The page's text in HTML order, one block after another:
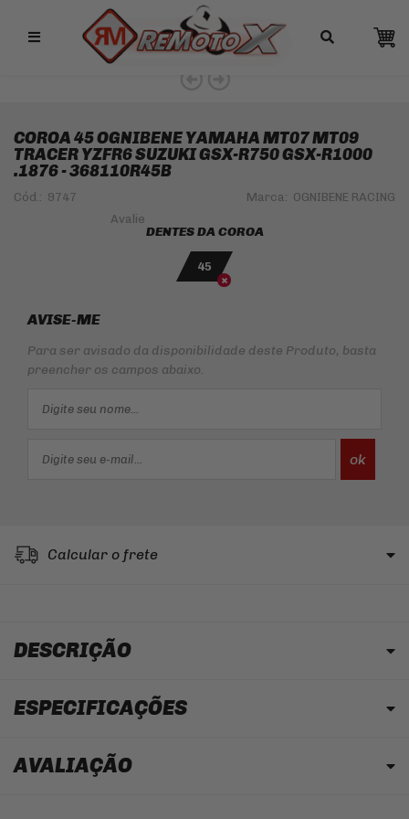
Remotox
COROA 45 OGNIBENE YAMAHA MT07 MT09
TRACER YZFR6 SUZUKI GSX-R750 GSX-R1000
.1876 - 368110R45B
Cód.: 9747 Marca: OGNIBENE RACING
DENTES DA COROA
45
AVISE-ME
Para ser avisado da disponibilidade deste Produto, basta
preencher os campos abaixo.
Calcular o frete
DESCRIÇÃO
ESPECIFICAÇÕES
AVALIAÇÃO